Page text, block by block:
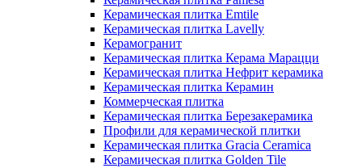
Керамическая плитка Emtile
Керамическая плитка Lavelly
Керамогранит
Керамическая плитка Керама Марацци
Керамическая плитка Нефрит керамика
Керамическая плитка Керамин
Коммерческая плитка
Керамическая плитка Березакерамика
Профили для керамической плитки
Керамическая плитка Gracia Ceramica
Керамическая плитка Golden Tile